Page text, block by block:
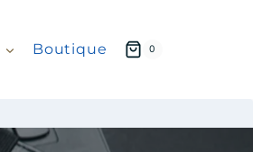
Boutique 0